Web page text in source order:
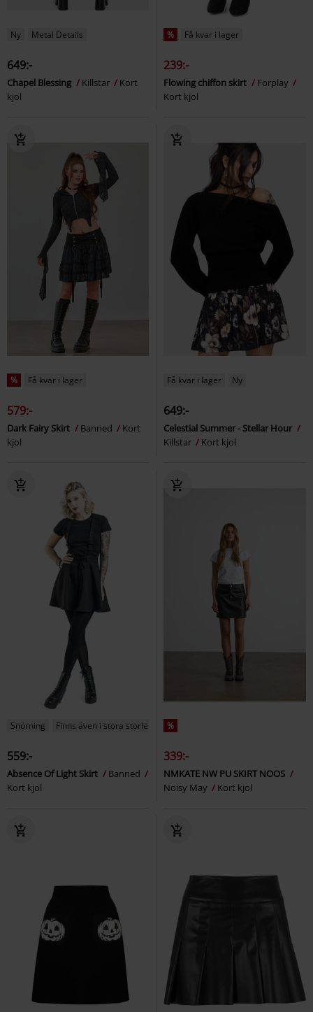
Ny Metal Details
649:-
Chapel Blessing Killstar
Kort
kjol
% Få kvar i lager
239:-
Flowing chiffon skirt
Forplay
Kort kjol
% Få kvar i lager
579:-
Dark Fairy Skirt Banned
Kort
kjol
Få kvar i lager Ny
649:-
Celestial Summer - Stellar Hour
Killstar
Kort kjol
Snörning Finns även i stora storlekar
559:-
Absence Of Light Skirt
Banned
Kort kjol
%
339:-
NMKATE NW PU SKIRT NOOS
Noisy May
Kort kjol